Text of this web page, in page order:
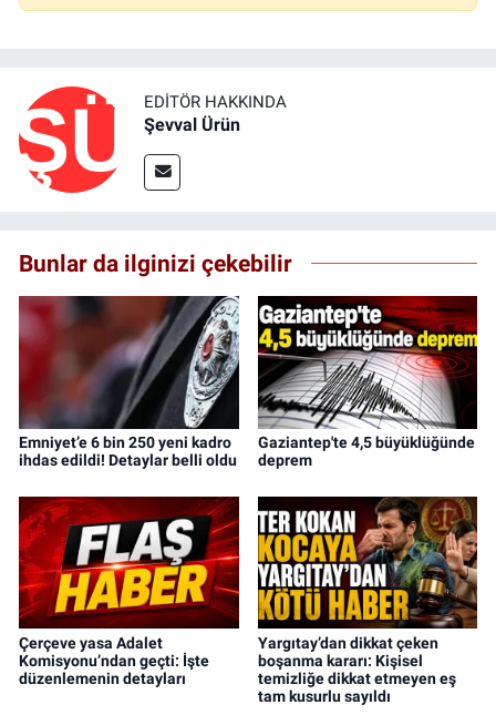
EDITÖR HAKKINDA
Şevval Ürün
Bunlar da ilginizi çekebilir
Emniyet’e 6 bin 250 yeni kadro
ihdas edildi! Detaylar belli oldu
Gaziantep'te 4,5 büyüklüğünde
deprem
Çerçeve yasa Adalet
Komisyonu’ndan geçti: İşte
düzenlemenin detayları
Yargıtay’dan dikkat çeken
boşanma kararı: Kişisel
temizliğe dikkat etmeyen eş
tam kusurlu sayıldı